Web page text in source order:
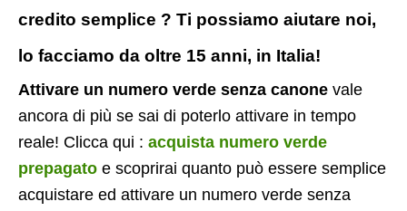
credito semplice ? Ti possiamo aiutare noi,
lo facciamo da oltre 15 anni, in Italia!
Attivare un numero verde senza canone vale
ancora di più se sai di poterlo attivare in tempo
reale! Clicca qui : acquista numero verde
prepagato e scoprirai quanto può essere semplice
acquistare ed attivare un numero verde senza